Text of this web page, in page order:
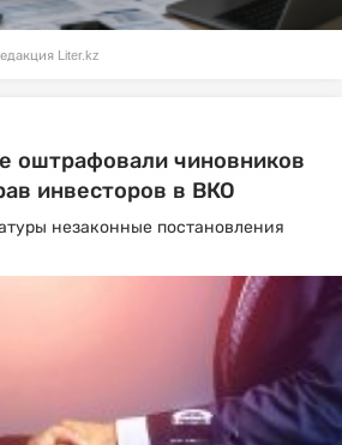
Liter.kz
оштрафовали чиновников
инвесторов в ВКО
незаконные постановления